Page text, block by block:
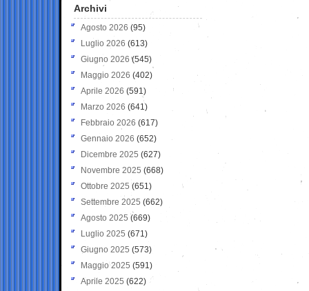
Archivi
Agosto 2026 (95)
Luglio 2026 (613)
Giugno 2026 (545)
Maggio 2026 (402)
Aprile 2026 (591)
Marzo 2026 (641)
Febbraio 2026 (617)
Gennaio 2026 (652)
Dicembre 2025 (627)
Novembre 2025 (668)
Ottobre 2025 (651)
Settembre 2025 (662)
Agosto 2025 (669)
Luglio 2025 (671)
Giugno 2025 (573)
Maggio 2025 (591)
Aprile 2025 (622)